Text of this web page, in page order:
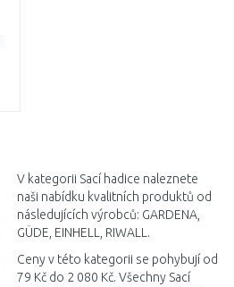
V kategorii Sací hadice naleznete
naši nabídku kvalitních produktů od
následujících výrobců: GARDENA,
GÜDE, EINHELL, RIWALL.
Ceny v této kategorii se pohybují od
79 Kč do 2 080 Kč. Všechny Sací